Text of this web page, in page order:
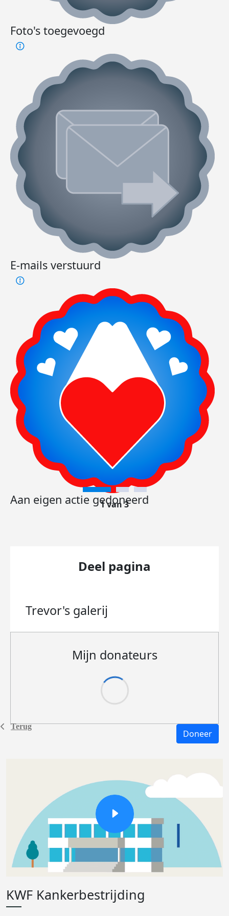
Terug
Foto's toegevoegd
E-mails verstuurd
Aan eigen actie gedoneerd
1 van 3
Deel pagina
Trevor's galerij
Mijn donateurs
Doneer
KWF Kankerbestrijding